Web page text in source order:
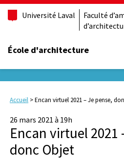
Université Laval
Faculté
École d'architecture
Accueil >Encan virtuel 2021 – Je pense,
26 mars 2021 à 19h
Encan virtuel 2021
donc Objet